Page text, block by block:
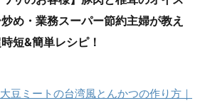
め・業務スーパー節約主婦が教え
短&簡単レシピ！
大豆ミートの台湾風とんかつの作り方｜